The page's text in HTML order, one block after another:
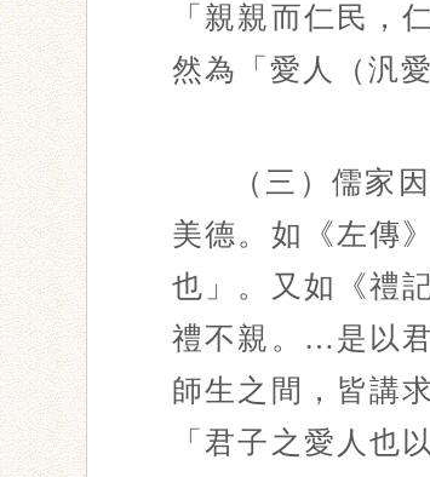
「親親而仁民，
然為「愛人（汎
（三）儒家
美德。如《左傳
也」。又如《禮
禮不親。…是以
師生之間，皆講
「君子之愛人也